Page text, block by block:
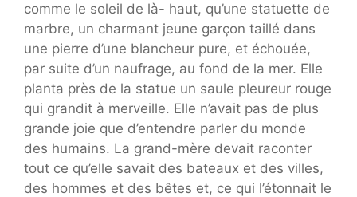
comme le soleil de là- haut, qu’une statuette de
marbre, un charmant jeune garçon taillé dans
une pierre d’une blancheur pure, et échouée,
par suite d’un naufrage, au fond de la mer. Elle
planta près de la statue un saule pleureur rouge
qui grandit à merveille. Elle n’avait pas de plus
grande joie que d’entendre parler du monde
des humains. La grand-mère devait raconter
tout ce qu’elle savait des bateaux et des villes,
des hommes et des bêtes et, ce qui l’étonnait le